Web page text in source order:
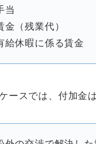
当
（残業代）
給休暇に係る賃金
ースでは、付加金